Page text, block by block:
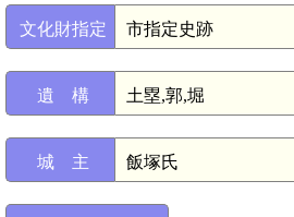
文化財指定 市指定史跡
遺 構 土塁,郭,堀
城 主 飯塚氏